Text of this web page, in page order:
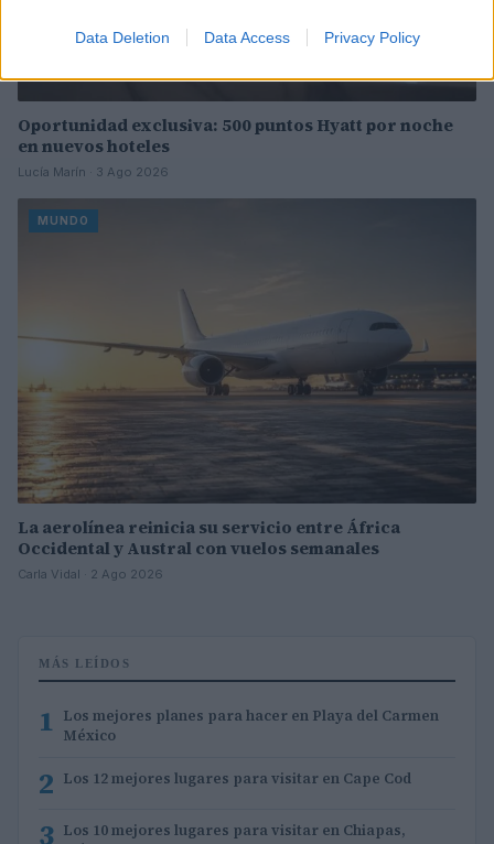
Data Deletion Data Access Privacy Policy
Oportunidad exclusiva: 500 puntos Hyatt por noche
en nuevos hoteles
Lucía Marín · 3 Ago 2026
MUNDO
La aerolínea reinicia su servicio entre África
Occidental y Austral con vuelos semanales
Carla Vidal · 2 Ago 2026
MÁS LEÍDOS
1 Los mejores planes para hacer en Playa del Carmen
México
2 Los 12 mejores lugares para visitar en Cape Cod
3 Los 10 mejores lugares para visitar en Chiapas,